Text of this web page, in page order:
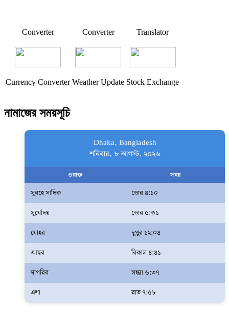
Converter Converter Translator
Currency Converter Weather Update Stock Exchange
নামাজের সময়সূচি
Dhaka, Bangladesh
শনিবার, ৮ আগস্ট, ২০২৬
ওয়াক্ত সময়
সুবহে সাদিক
ভোর ৪:১০
সূর্যোদয়
ভোর ৫:৩১
যোহর
দুপুর ১২:০৪
আছর
বিকাল ৪:৪১
মাগরিব
সন্ধ্যা ৬:৩৭
এশা
রাত ৭:৫৮